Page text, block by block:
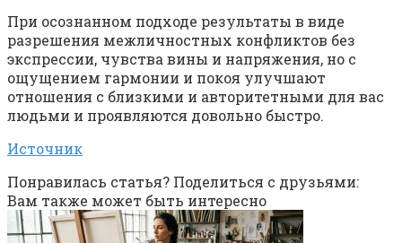
При осознанном подходе результаты в виде
разрешения межличностных конфликтов без
экспрессии, чувства вины и напряжения, но с
ощущением гармонии и покоя улучшают
отношения с близкими и авторитетными для вас
людьми и проявляются довольно быстро.
Источник
Понравилась статья? Поделиться с друзьями:
Вам также может быть интересно